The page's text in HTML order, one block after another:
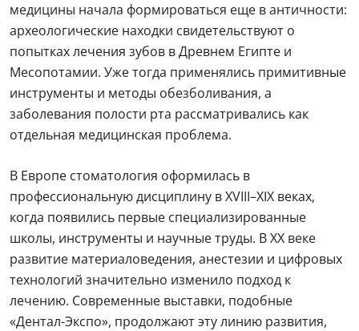
медицины начала формироваться еще в античности:
археологические находки свидетельствуют о
попытках лечения зубов в Древнем Египте и
Месопотамии. Уже тогда применялись примитивные
инструменты и методы обезболивания, а
заболевания полости рта рассматривались как
отдельная медицинская проблема.
В Европе стоматология оформилась в
профессиональную дисциплину в XVIII–XIX веках,
когда появились первые специализированные
школы, инструменты и научные труды. В XX веке
развитие материаловедения, анестезии и цифровых
технологий значительно изменило подход к
лечению. Современные выставки, подобные
«Дентал-Экспо», продолжают эту линию развития,